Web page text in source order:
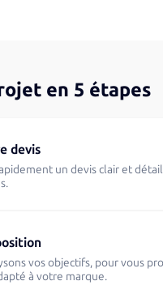
en 5 étapes
devis
un devis clair et
vos objectifs, pour vous
à votre marque.